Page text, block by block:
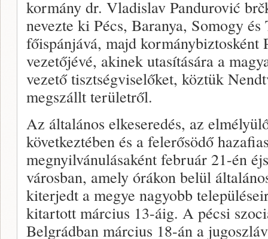
kormány dr. Vladislav Pandurović
nevezte ki Pécs, Baranya, Somogy
főispánjává, majd kormánybiztosként
vezetőjévé, akinek utasítására a
vezető tisztségviselőket, köztük
megszállt területről.
Az általános elkeseredés, az
következtében és a felerősödő
megnyilvánulásaként február 21-én
városban, amely órákon belül
kiterjedt a megye nagyobb
kitartott március 13-áig. A pécsi
Belgrádban március 18-án a